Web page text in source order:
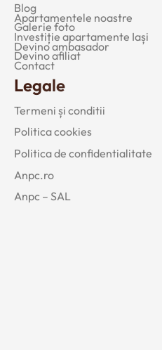
Blog
Apartamentele noastre
Galerie foto
Investiție apartamente Iași
Devino ambasador
Devino afiliat
Contact
Legale
Termeni și conditii
Politica cookies
Politica de confidentialitate
Anpc.ro
Anpc – SAL